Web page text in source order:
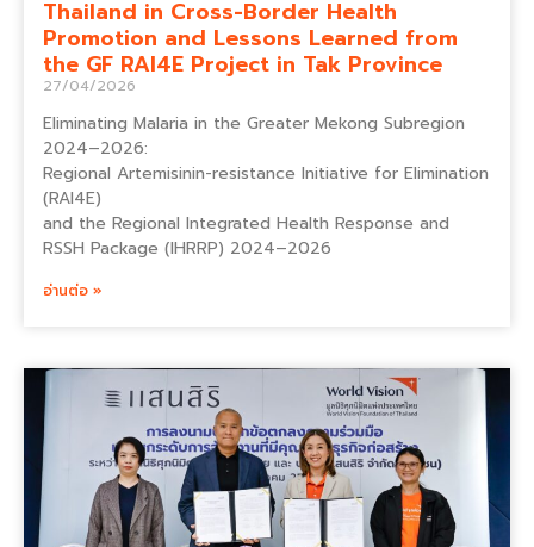
Thailand in Cross-Border Health
Promotion and Lessons Learned from
the GF RAI4E Project in Tak Province
27/04/2026
Eliminating Malaria in the Greater Mekong Subregion
2024–2026:
Regional Artemisinin-resistance Initiative for Elimination
(RAI4E)
and the Regional Integrated Health Response and
RSSH Package (IHRRP) 2024–2026
อ่านต่อ »